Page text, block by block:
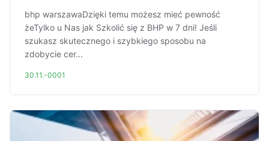
bhp warszawaDzięki temu możesz mieć pewność
żeTylko u Nas jak Szkolić się z BHP w 7 dni! Jeśli
szukasz skutecznego i szybkiego sposobu na
zdobycie cer...
30.11.-0001